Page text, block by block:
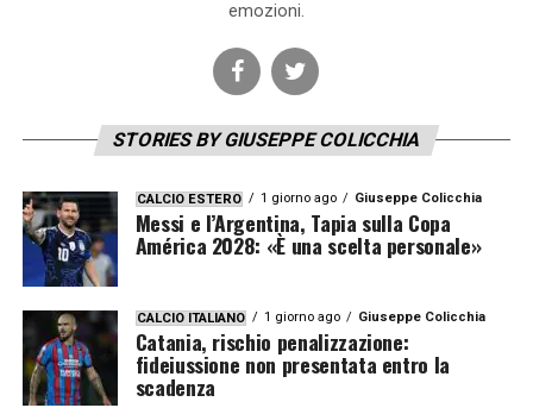
emozioni.
STORIES BY GIUSEPPE COLICCHIA
CALCIO ESTERO 1 giorno ago Giuseppe Colicchia
Messi e l’Argentina, Tapia sulla Copa
América 2028: «È una scelta personale»
CALCIO ITALIANO 1 giorno ago Giuseppe Colicchia
Catania, rischio penalizzazione:
fideiussione non presentata entro la
scadenza